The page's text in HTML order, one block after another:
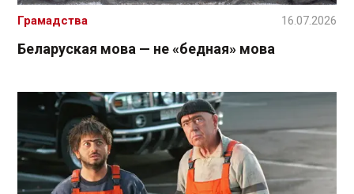
Беларуская мова — не «бедная» мова
Грамадства 16.07.2026